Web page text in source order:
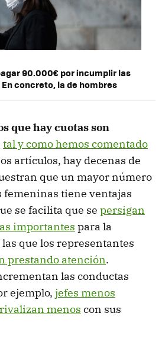
90.000€ por incumplir las
concreto, la de hombres
que hay cuotas son
tal y como hemos comentado
artículos, hay decenas de
que un mayor número
femeninas tiene ventajas
se facilita que se persigan
importantes para la
que los representantes
prestando atención.
las conductas
ejemplo, jefes menos
menos con sus